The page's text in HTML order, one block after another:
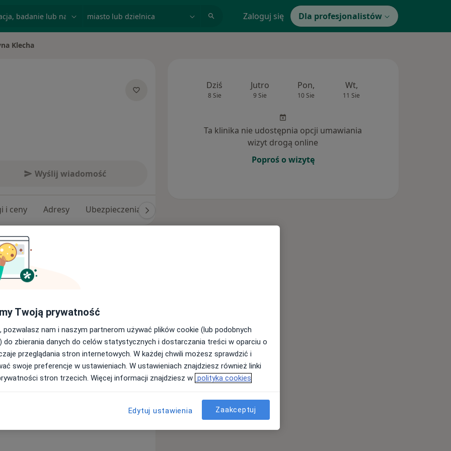
Zaloguj się Dla profesjonalistów
Klecha
Wyślij wiadomość
i ceny Adresy Ubezpieczenia
Warmińsko-Mazurskiego
w Klinice Otolaryngologii
Udzielam porad i konsultacji
się diagnostyką i leczeniem
krtani, ślinianek oraz guzów w
w znieczuleniu miejscowym. W
na temat medycyny
dwuletnią szkołę w
Anti-Aging w Warszawie oraz
z zakresu medycyny estetycznej.
toksyny botulinowej,
Dziś
8 Sie
Jutro
9 Sie
Pon,
10 Sie
Wt,
11 Sie
Ta klinika nie udostępnia opcji umawiania
wizyt drogą online
Poproś o wizytę
Twoją prywatność
pozwalasz nam i naszym partnerom używać plików cookie (lub podobnych
do zbierania danych do celów statystycznych i dostarczania treści w oparciu o
przeglądania stron internetowych. W każdej chwili możesz sprawdzić i
swoje preferencje w ustawieniach. W ustawieniach znajdziesz również linki
stron trzecich. Więcej informacji znajdziesz w polityka cookies
Edytuj ustawienia Zaakceptuj